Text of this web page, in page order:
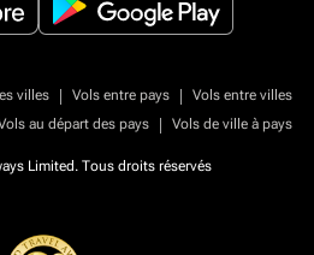
villes | Vols entre pays |
Vols entre villes
au départ des pays | Vols de ville à pays
Limited. Tous droits réservés